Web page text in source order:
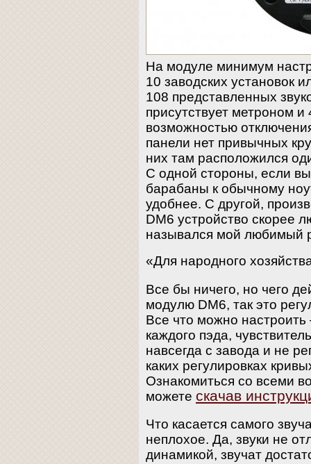
На модуле минимум
10 заводских установок
108 представленных
присутствует метроном
возможностью
панели нет привычных
них там расположился
С одной стороны, если
барабаны к обычному
удобнее. С другой,
DM6 устройство скорее
назывался мой любимый
«Для народного
Все бы ничего, но чего
модулю DM6, так это
Все что можно настроить
каждого пэда,
навсегда с завода и не
каких регулировках
Ознакомиться со всеми
можете скачав
Что касается самого
неплохое. Да, звуки не
динамикой, звучат